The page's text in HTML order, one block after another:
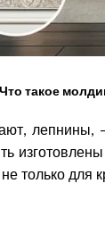
Что такое
лепнины,
только для